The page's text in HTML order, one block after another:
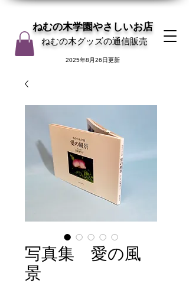
ねむの木学園やさしいお店
ねむの木グッズの通信販売
2025年8月26日更新
写真集 愛の風
景